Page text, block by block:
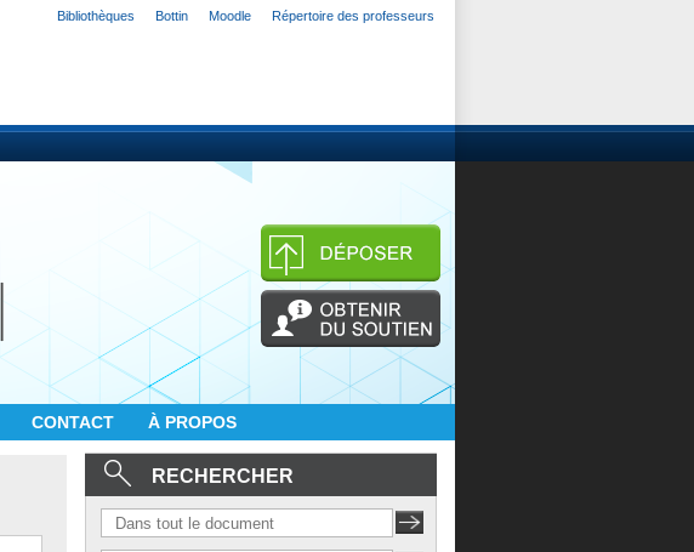
Bibliothèques Bottin Moodle Répertoire des professeurs
CONTACT À PROPOS
RECHERCHER